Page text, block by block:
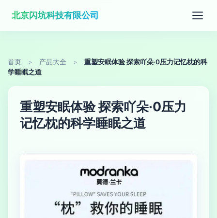
北京闪坑科技有限公司
首页 > 产品大全 >
重塑安眠体验 探索吖朵·0压力记忆枕的科
学睡眠之道
重塑安眠体验 探索吖朵·0压力
记忆枕的科学睡眠之道